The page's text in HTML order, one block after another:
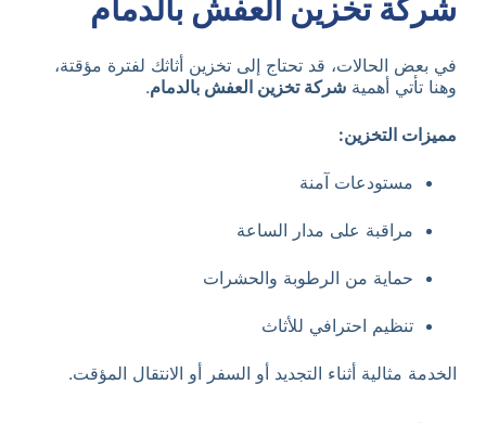
شركة تخزين العفش بالدمام
في بعض الحالات، قد تحتاج إلى تخزين أثاثك لفترة مؤقتة،
وهنا تأتي أهمية شركة تخزين العفش بالدمام.
مميزات التخزين:
مستودعات آمنة
مراقبة على مدار الساعة
حماية من الرطوبة والحشرات
تنظيم احترافي للأثاث
الخدمة مثالية أثناء التجديد أو السفر أو الانتقال المؤقت.